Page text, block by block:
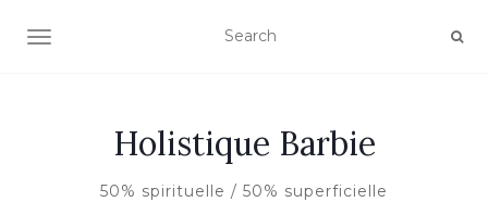
AFFICHER/MASQUER LA NAVIGATION
Holistique Barbie
50% spirituelle / 50% superficielle